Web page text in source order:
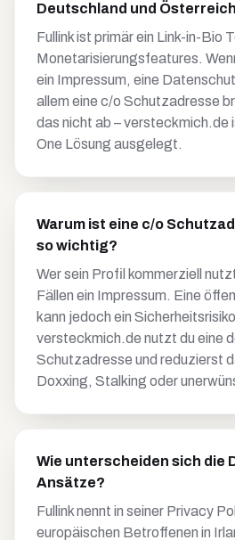
Deutschland und
Fullink ist primär ein Link-in-Bio
Monetarisierungsfeatures.
ein Impressum, eine
allem eine c/o Schutzadresse
das nicht ab – versteckmich.de
One Lösung ausgelegt.
Warum ist eine c/o
so wichtig?
Wer sein Profil kommerziell
Fällen ein Impressum. Eine
kann jedoch ein
versteckmich.de nutzt du eine
Schutzadresse und reduzierst
Doxxing, Stalking oder
Wie unterscheiden sich die
Ansätze?
Fullink nennt in seiner Privacy
europäischen Betroffenen in